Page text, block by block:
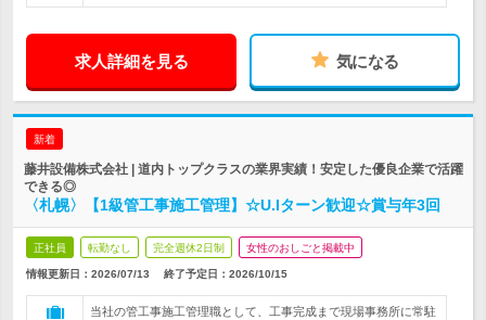
求人詳細を見る 気になる
新着
藤井設備株式会社 | 道内トップクラスの業界実績！安定した優良企業で活躍
できる◎
〈札幌〉【1級管工事施工管理】☆U.Iターン歓迎☆賞与年3回
正社員 転勤なし 完全週休2日制 女性のおしごと掲載中
情報更新日：2026/07/13 終了予定日： 2026/10/15
当社の管工事施工管理職として、工事完成まで現場事務所に常駐